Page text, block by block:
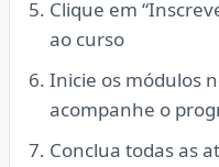
Clique em
ao curso
Inicie os módulos
acompanhe o
Conclua todas as